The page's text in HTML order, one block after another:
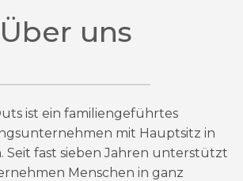
Über uns
ist ein familiengeführtes
mit Hauptsitz in
Seit fast sieben Jahren unterstützt
Menschen in ganz